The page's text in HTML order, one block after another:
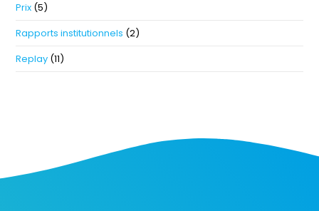
Prix (5)
Rapports institutionnels (2)
Replay (11)